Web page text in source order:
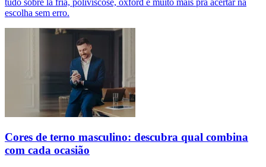
tudo sobre lã fria, poliviscose, oxford e muito mais pra acertar na
escolha sem erro.
Cores de terno masculino: descubra qual combina
com cada ocasião